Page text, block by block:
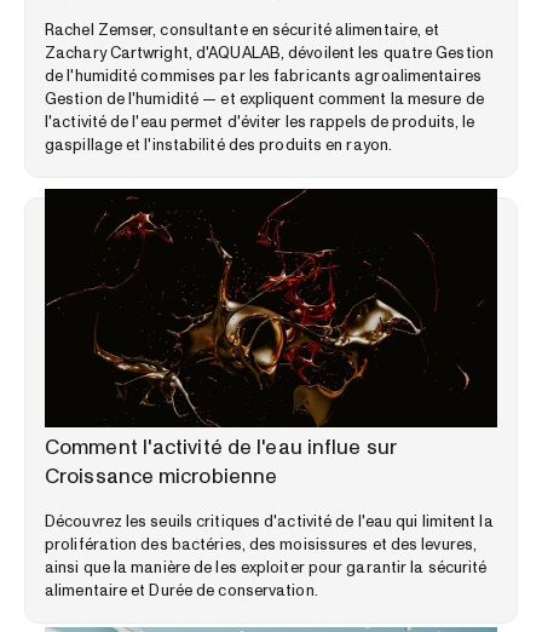
Rachel Zemser, consultante en sécurité alimentaire, et
Zachary Cartwright, d'AQUALAB, dévoilent les quatre Gestion
de l'humidité commises par les fabricants agroalimentaires
Gestion de l'humidité — et expliquent comment la mesure de
l'activité de l'eau permet d'éviter les rappels de produits, le
gaspillage et l'instabilité des produits en rayon.
BIBLIOTHÈQUE D'EXPERTISE
Comment l'activité de l'eau influe sur
Croissance microbienne
Découvrez les seuils critiques d'activité de l'eau qui limitent la
prolifération des bactéries, des moisissures et des levures,
ainsi que la manière de les exploiter pour garantir la sécurité
alimentaire et Durée de conservation.